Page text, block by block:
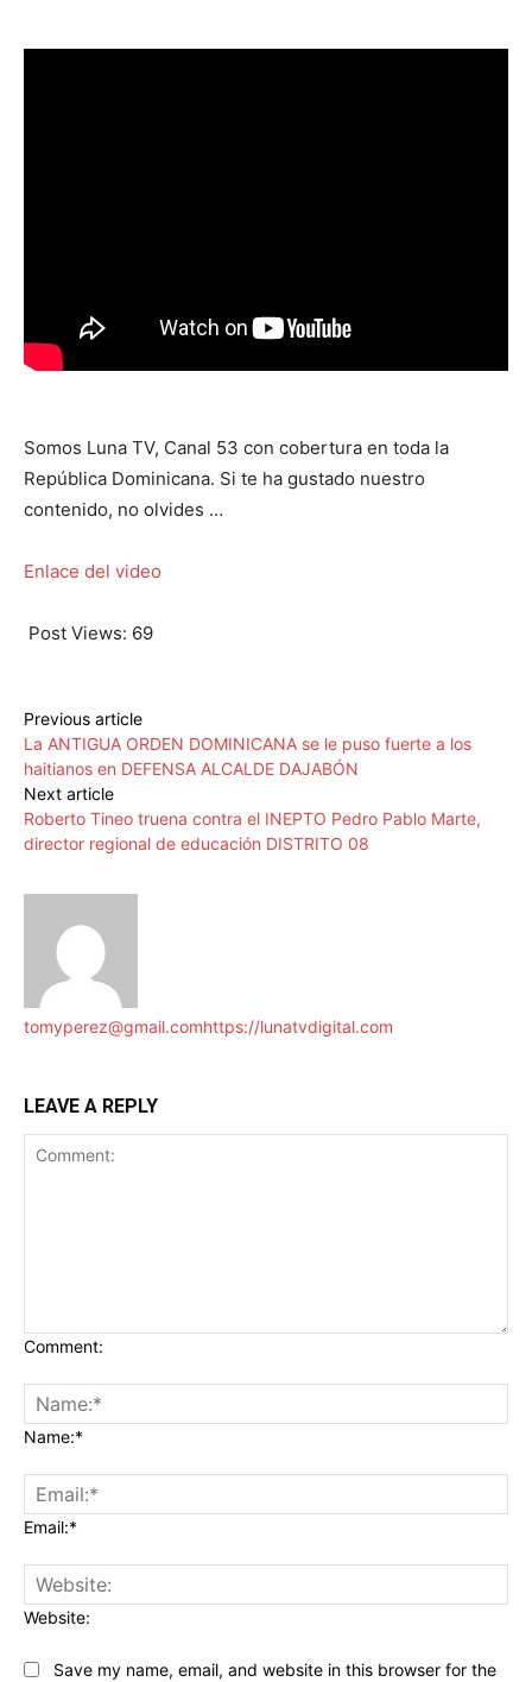
Somos Luna TV, Canal 53 con cobertura en toda la
República Dominicana. Si te ha gustado nuestro
contenido, no olvides …
Enlace del video
Post Views: 69
Previous article
La ANTIGUA ORDEN DOMINICANA se le puso fuerte a los
haitianos en DEFENSA ALCALDE DAJABÓN
Next article
Roberto Tineo truena contra el INEPTO Pedro Pablo Marte,
director regional de educación DISTRITO 08
tomyperez@gmail.comhttps://lunatvdigital.com
LEAVE A REPLY
Comment:
Name:*
Email:*
Website:
Save my name, email, and website in this browser for the